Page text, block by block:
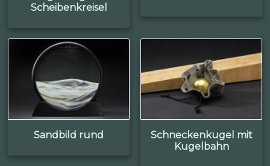
Scheibenkreisel
Sandbild rund
Schneckenkugel mit
Kugelbahn